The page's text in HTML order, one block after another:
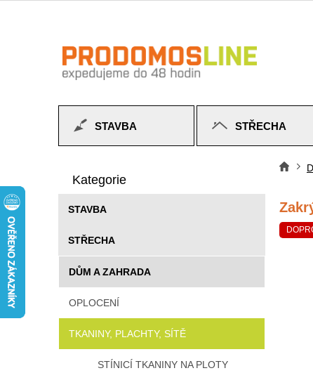
STAVBA STŘECHA
n
p
n
l
kategorie
Kategorie
STAVBA
STŘECHA
DŮM A ZAHRADA
OPLOCENÍ
TKANINY, PLACHTY, SÍTĚ
STÍNICÍ TKANINY NA PLOTY